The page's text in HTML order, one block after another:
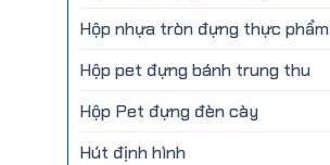
Hộp nhựa tròn đựng thực phẩm
Hộp pet đựng bánh trung thu
Hộp Pet đựng đèn cày
Hút định hình